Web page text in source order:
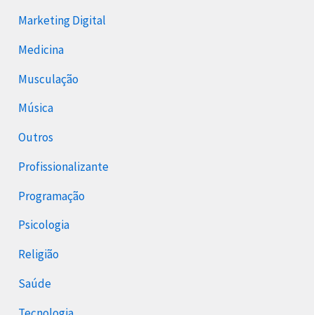
Marketing Digital
Medicina
Musculação
Música
Outros
Profissionalizante
Programação
Psicologia
Religião
Saúde